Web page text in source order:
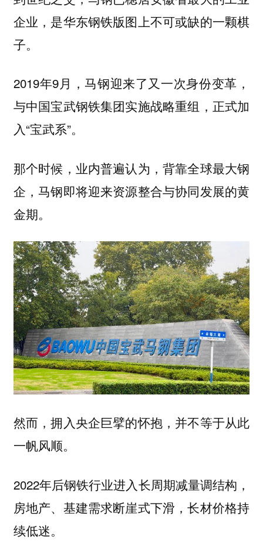
企业，是华东钢铁版图上不可或缺的一颗棋
子。
2019年9月，马钢迎来了又一次身份变革，
与中国宝武钢铁集团实施战略重组，正式加
入“宝武系”。
那个时候，业内普遍认为，背靠全球最大钢
企，马钢即将迎来资源整合与协同发展的黄
金期。
然而，拥入央企巨擘的怀抱，并不等于从此
一帆风顺。
2022年后钢铁行业进入长周期减量调结构，
房地产、基建需求断崖式下滑，长材价格持
续低迷。